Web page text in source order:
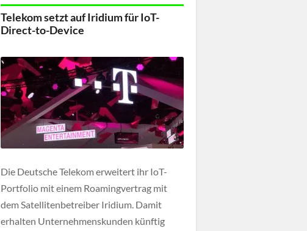
Network-Slices. Ergänzt durch das L4S-
Verfahren sollen Engpässe früh erkannt und
selbst […]
Telekom setzt auf Iridium für IoT-
Direct-to-Device
Die Deutsche Telekom erweitert ihr IoT-
Portfolio mit einem Roamingvertrag mit
dem Satellitenbetreiber Iridium. Damit
erhalten Unternehmenskunden künftig